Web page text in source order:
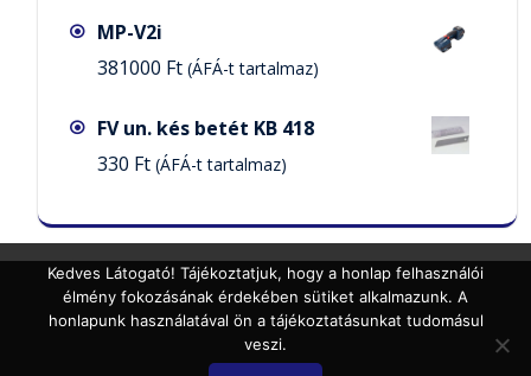
MP-V2i
381000 Ft (ÁFÁ-t tartalmaz)
FV un. kés betét KB 418
330 Ft (ÁFÁ-t tartalmaz)
Kedves Látogató! Tájékoztatjuk, hogy a honlap felhasználói
élmény fokozásának érdekében sütiket alkalmazunk. A
honlapunk használatával ön a tájékoztatásunkat tudomásul
veszi.